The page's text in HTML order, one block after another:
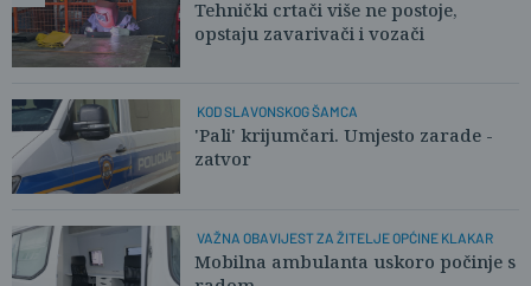
Tehnički crtači više ne postoje,
opstaju zavarivači i vozači
KOD SLAVONSKOG ŠAMCA
'Pali' krijumčari. Umjesto zarade -
zatvor
VAŽNA OBAVIJEST ZA ŽITELJE OPĆINE KLAKAR
Mobilna ambulanta uskoro počinje s